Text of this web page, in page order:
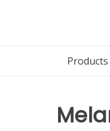
Products